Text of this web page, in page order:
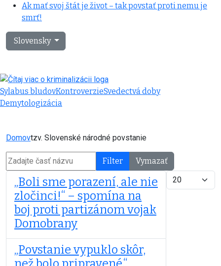
Ak mať svoj štát je život – tak povstať proti nemu je
smrť!
Vyberte váš jazyk
Slovensky
Sylabus bludovKontroverzieSvedectvá doby
Demytologizácia
Domovtzv. Slovenské národné povstanie
Zadajte časť názvu Filter
Vymazať
Zobrazené
„Boli sme porazení, ale nie
zločinci!“ – spomína na
boj proti partizánom vojak
Domobrany
„Povstanie vypuklo skôr,